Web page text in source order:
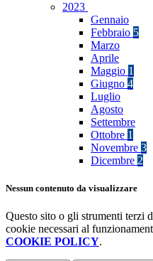
2023
Gennaio
Febbraio 5
Marzo
Aprile
Maggio 1
Giugno 4
Luglio
Agosto
Settembre
Ottobre 1
Novembre 3
Dicembre 2
Nessun contenuto da visualizzare
Questo sito o gli strumenti terzi
cookie necessari al
COOKIE POLICY.